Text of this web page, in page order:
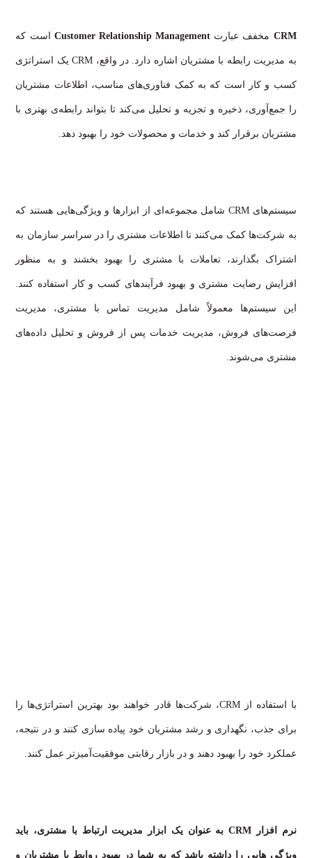
CRM مخفف عبارت Customer Relationship Management است که
به مدیریت رابطه با مشتریان اشاره دارد. در واقع، CRM یک استراتژی
کسب و کار است که به کمک فناوری‌های مناسب، اطلاعات مشتریان
را جمع‌آوری، ذخیره و تجزیه و تحلیل می‌کند تا بتواند رابطه‌ی بهتری با
مشتریان برقرار کند و خدمات و محصولات خود را بهبود دهد.
سیستم‌های CRM شامل مجموعه‌ای از ابزارها و ویژگی‌هایی هستند که
به شرکت‌ها کمک می‌کنند تا اطلاعات مشتری را در سراسر سازمان به
اشتراک بگذارند، تعاملات با مشتری را بهبود بخشند و به منظور
افزایش رضایت مشتری و بهبود فرآیندهای کسب و کار استفاده کنند.
این سیستم‌ها معمولاً شامل مدیریت تماس با مشتری، مدیریت
فرصت‌های فروش، مدیریت خدمات پس از فروش و تحلیل داده‌های
مشتری می‌شوند.
با استفاده از CRM، شرکت‌ها قادر خواهند بود بهترین استراتژی‌ها را
برای جذب، نگهداری و رشد مشتریان خود پیاده سازی کنند و در نتیجه،
عملکرد خود را بهبود دهند و در بازار رقابتی موفقیت‌آمیزتر عمل کنند.
نرم افزار CRM به عنوان یک ابزار مدیریت ارتباط با مشتری، باید
ویژگی هایی را داشته باشد که به شما در بهبود روابط با مشتریان و